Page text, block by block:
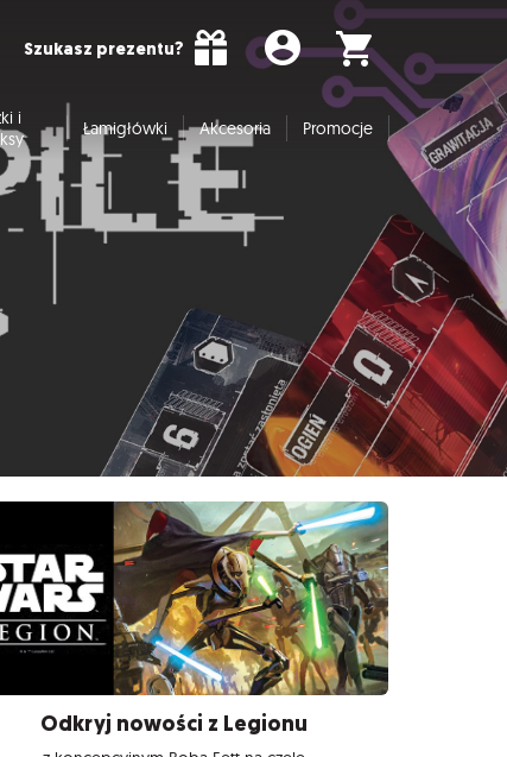
Szukasz prezentu?
i
Łamigłówki Akcesoria Promocje
Odkryj nowości z Legionu